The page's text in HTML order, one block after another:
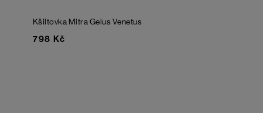
Kšiltovka Mitra Gelus Venetus
798 Kč